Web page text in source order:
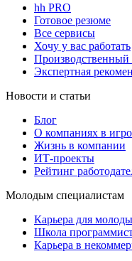
hh PRO
Готовое резюме
Все сервисы
Хочу у вас работать
Производственный
Экспертная
Новости и статьи
Блог
О компаниях в
Жизнь в компании
ИТ-проекты
Рейтинг
Молодым специалистам
Карьера для
Школа
Карьера в